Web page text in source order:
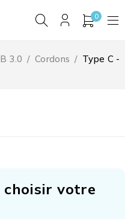
0
3.0 / Cordons / Type C -
choisir votre